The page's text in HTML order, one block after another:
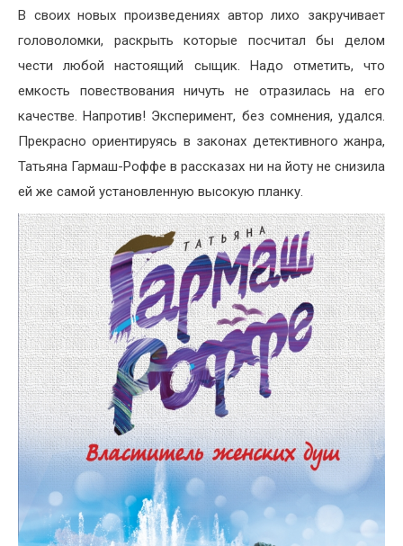
В своих новых произведениях автор лихо закручивает
головоломки, раскрыть которые посчитал бы делом
чести любой настоящий сыщик. Надо отметить, что
емкость повествования ничуть не отразилась на его
качестве. Напротив! Эксперимент, без сомнения, удался.
Прекрасно ориентируясь в законах детективного жанра,
Татьяна Гармаш-Роффе в рассказах ни на йоту не снизила
ей же самой установленную высокую планку.